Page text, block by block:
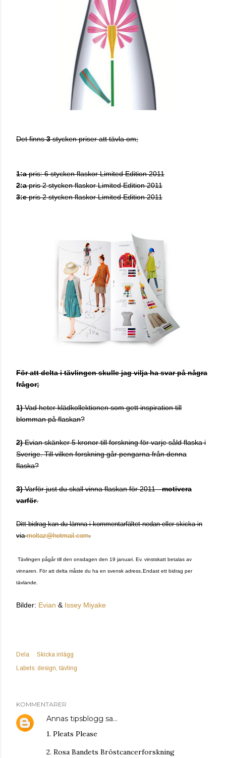
Det finns3stycken priser att tävla om;
1:apris: 6 stycken flaskor Limited Edition 2011
2:apris 2 stycken flaskor Limited Edition 2011
3:epris 2 stycken flaskor Limited Edition 2011
För att delta i tävlingen skulle jag vilja ha svar på några
frågor;
1)Vad heter klädkollektionen som gett inspiration till
blomman på flaskan?
2)Evian skänker 5 kronor till forskning för varje såld flaska i
Sverige. Till vilken forskning går pengarna från denna
flaska?
3)Varför just du skall vinna flaskan för 2011 -motivera
varför.
Ditt bidrag kan du lämna i kommentarfältet nedan eller skicka in
viamoltaz@hotmail.com.
Tävlingen pågår till den onsdagen den 19 januari. Ev. vinstskatt betalas av
vinnaren. För att delta måste du ha en svensk adress.Endast ett bidrag per
tävlande.
Bilder: Evian & Issey Miyake
Dela
Skicka inlägg
Labels: design tävling
KOMMENTARER
Annas tipsblogg sa…
1. Pleats Please
2. Rosa Bandets Bröstcancerforskning